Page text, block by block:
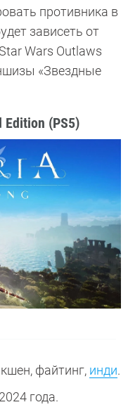
противника в
зависеть от
Wars Outlaws
«Звездные
Edition (PS5)
файтинг, инди.
года.